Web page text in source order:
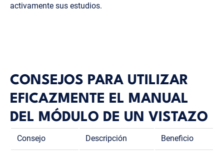
activamente sus estudios.
CONSEJOS PARA UTILIZAR
EFICAZMENTE EL MANUAL
DEL MÓDULO DE UN VISTAZO
Consejo Descripción Beneficio